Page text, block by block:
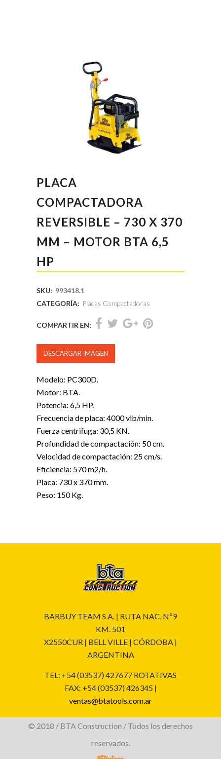
PLACA
COMPACTADORA
REVERSIBLE – 730 X 370
MM – MOTOR BTA 6,5
HP
SKU: 993418.1
CATEGORÍA: Placas Compactadoras
COMPARTIR EN:
DESCARGAR IMAGEN
Modelo: PC300D.
Motor: BTA.
Potencia: 6,5 HP.
Frecuencia de placa: 4000 vib/min.
Fuerza centrifuga: 30,5 KN.
Profundidad de compactación: 50 cm.
Velocidad de compactación: 25 cm/s.
Eficiencia: 570 m2/h.
Placa: 730 x 370 mm.
Peso: 150 Kg.
BARBUY TEAM S.A. | RUTA NAC. Nº9
KM. 501
X2550CUR | BELL VILLE | CÓRDOBA |
ARGENTINA
TEL: +54 (03537) 427677 ROTATIVAS
FAX: +54 (03537) 426345 |
ventas@btatools.com.ar
© 2018 / BTA Construction / Todos los derechos
reservados.